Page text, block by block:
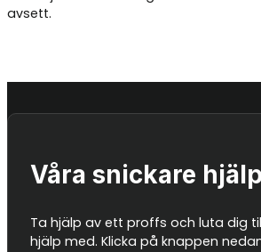
avsett.
Våra snickare
Ta hjälp av ett proffs och luta dig
hjälp med. Klicka på knappen